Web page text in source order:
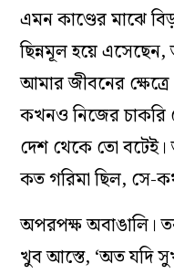
এমন কাণ্ডের মাঝে
ছিন্নমূল হয়ে
আমার জীবনের
কখনও নিজের চাকরি
দেশ থেকে তো
কত গরিমা ছিল, সে-
অপরপক্ষ অবাঙালি।
খুব আস্তে, ‘অত যদি